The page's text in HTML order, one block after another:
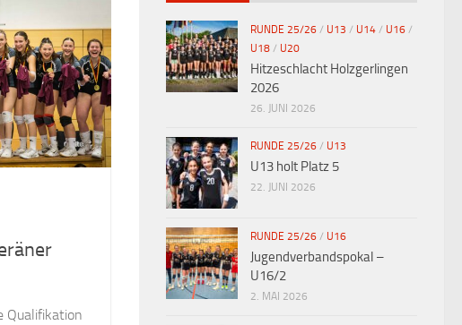
Qualifikation
RUNDE 25/26 / U13 / U14 / U16 /
U18 / U20
Hitzeschlacht Holzgerlingen
2026
26. JUNI 2026
RUNDE 25/26 / U13
U13 holt Platz 5
22. JUNI 2026
RUNDE 25/26 / U16
Jugendverbandspokal –
U16/2
2. MAI 2026